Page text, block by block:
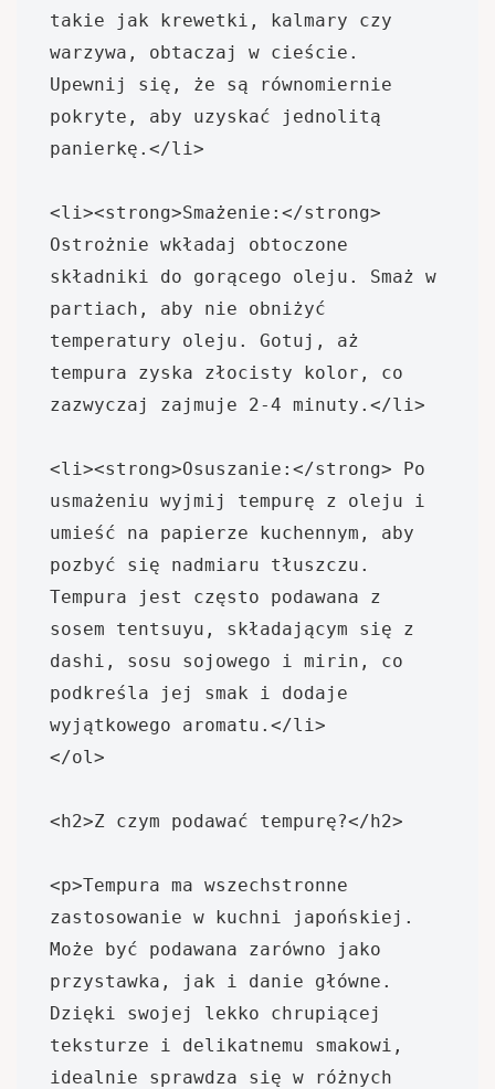
takie jak krewetki, kalmary czy
warzywa, obtaczaj w cieście.
Upewnij się, że są równomiernie
pokryte, aby uzyskać jednolitą
panierkę.</li>
<li><strong>Smażenie:</strong>
Ostrożnie wkładaj obtoczone
składniki do gorącego oleju. Smaż w
partiach, aby nie obniżyć
temperatury oleju. Gotuj, aż
tempura zyska złocisty kolor, co
zazwyczaj zajmuje 2-4 minuty.</li>
<li><strong>Osuszanie:</strong> Po
usmażeniu wyjmij tempurę z oleju i
umieść na papierze kuchennym, aby
pozbyć się nadmiaru tłuszczu.
Tempura jest często podawana z
sosem tentsuyu, składającym się z
dashi, sosu sojowego i mirin, co
podkreśla jej smak i dodaje
wyjątkowego aromatu.</li>
</ol>
<h2>Z czym podawać tempurę?</h2>
<p>Tempura ma wszechstronne
zastosowanie w kuchni japońskiej.
Może być podawana zarówno jako
przystawka, jak i danie główne.
Dzięki swojej lekko chrupiącej
teksturze i delikatnemu smakowi,
idealnie sprawdza się w różnych